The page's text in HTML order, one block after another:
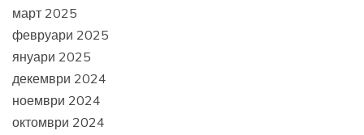
март 2025
февруари 2025
януари 2025
декември 2024
ноември 2024
октомври 2024